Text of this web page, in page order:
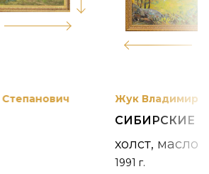
Жук Владимир
СИБИРСКИЕ
холст, масло
1991 г.